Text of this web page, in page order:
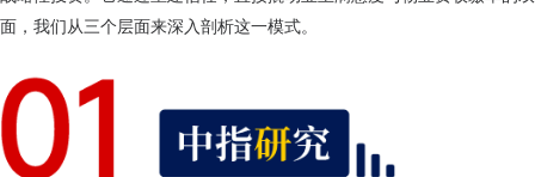
面，我们从三个层面来深入剖析这一模式。